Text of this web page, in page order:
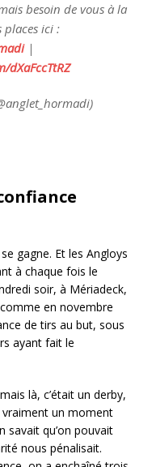
besoin de vous à la
places ici :
|
dXaFccTtRZ
gagne. Et les Angloys
à chaque fois le
soir, à Mériadeck,
en novembre
de tirs au but, sous
ayant fait le
là, c’était un derby,
vraiment un moment
savait qu’on pouvait
nous pénalisait.